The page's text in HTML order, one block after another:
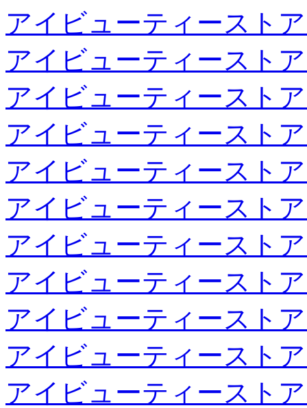
アイビューティースト
アイビューティースト
アイビューティースト
アイビューティースト
アイビューティースト
アイビューティースト
アイビューティースト
アイビューティースト
アイビューティースト
アイビューティースト
アイビューティースト